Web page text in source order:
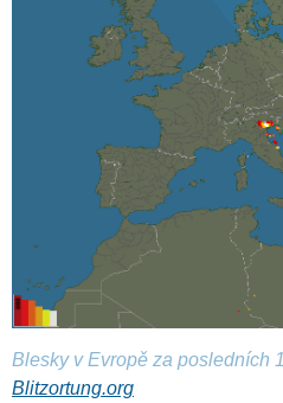
Blesky v Evropě za posledních
Blitzortung.org